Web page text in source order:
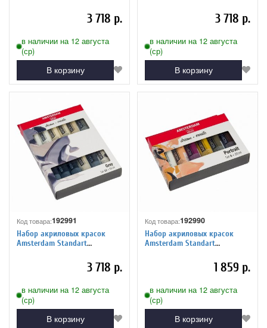
3 718 р.
в наличии на 12 августа
(ср)
В корзину
3 718 р.
в наличии на 12 августа
(ср)
В корзину
Код товара:192991
Набор акриловых красок
Amsterdam Standart
3 718 р.
в наличии на 12 августа
(ср)
В корзину
Код товара:192990
Набор акриловых красок
Amsterdam Standart
1 859 р.
в наличии на 12 августа
(ср)
В корзину